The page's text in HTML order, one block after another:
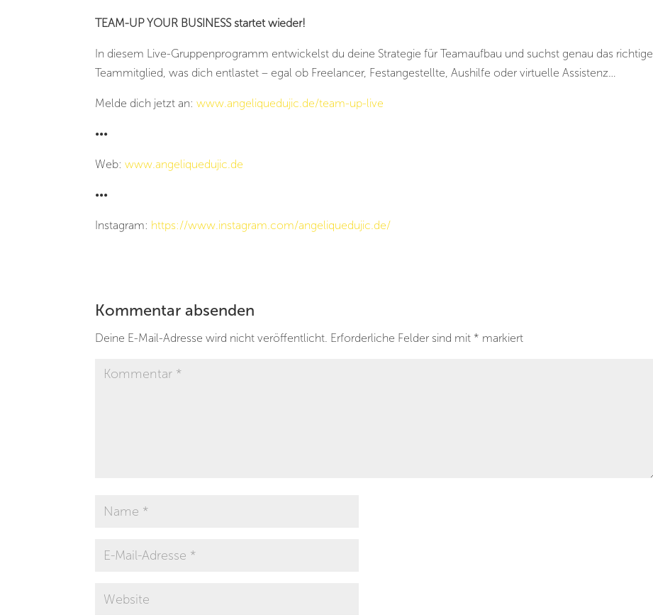
TEAM-UP YOUR BUSINESS startet wieder!
In diesem Live-Gruppenprogramm entwickelst du deine Strategie für Teamaufbau und suchst genau das richtige
Teammitglied, was dich entlastet – egal ob Freelancer, Festangestellte, Aushilfe oder virtuelle Assistenz…
Melde dich jetzt an: ⁠www.angeliquedujic.de⁠/team-up-live
•••
Web:www.angeliquedujic.de
•••
Instagram: https://www.instagram.com/angeliquedujic.de/
Kommentar absenden
Deine E-Mail-Adresse wird nicht veröffentlicht. Erforderliche Felder sind mit * markiert